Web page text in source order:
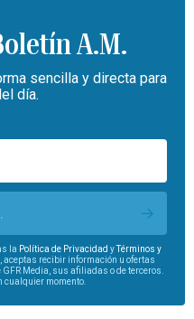
A.M.
sencilla y directa para
día.
la Política de Privacidad yTérminos y
aceptas recibir información u ofertas
Media, sus afiliadas o de terceros.
cualquier momento.